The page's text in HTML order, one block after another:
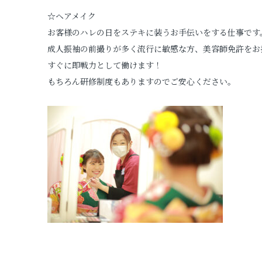
☆ヘアメイク
お客様のハレの日をステキに装うお手伝いをする仕事です。
成人振袖の前撮りが多く流行に敏感な方、美容師免許をお
すぐに即戦力として働けます！
もちろん研修制度もありますのでご安心ください。